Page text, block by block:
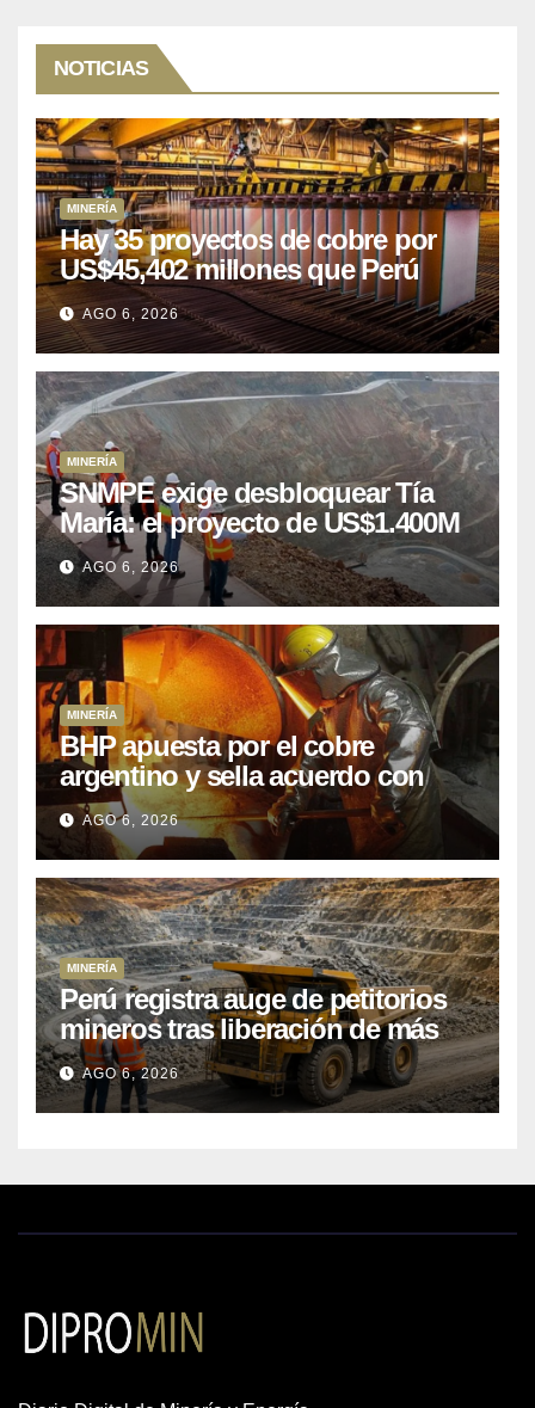
NOTICIAS
MINERÍA
Hay 35 proyectos de cobre por
US$45,402 millones que Perú
puede aprovechar
AGO 6, 2026
MINERÍA
SNMPE exige desbloquear Tía
María: el proyecto de US$1.400M
que Perú lleva 15 años
posponiendo
AGO 6, 2026
MINERÍA
BHP apuesta por el cobre
argentino y sella acuerdo con
Kobrea para siete proyecto
AGO 6, 2026
MINERÍA
Perú registra auge de petitorios
mineros tras liberación de más
de mil concesiones para explorar
cobre y oro
AGO 6, 2026